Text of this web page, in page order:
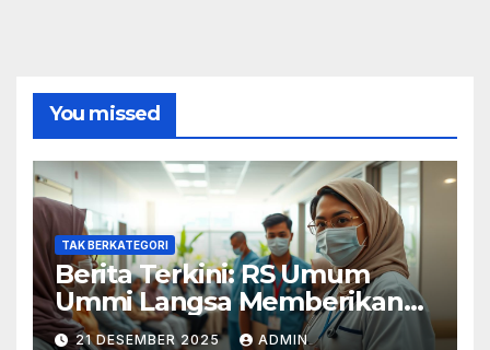
You missed
TAK BERKATEGORI
Berita Terkini: RS Umum
Ummi Langsa Memberikan
Layanan Terbaik
21 DESEMBER 2025 ADMIN